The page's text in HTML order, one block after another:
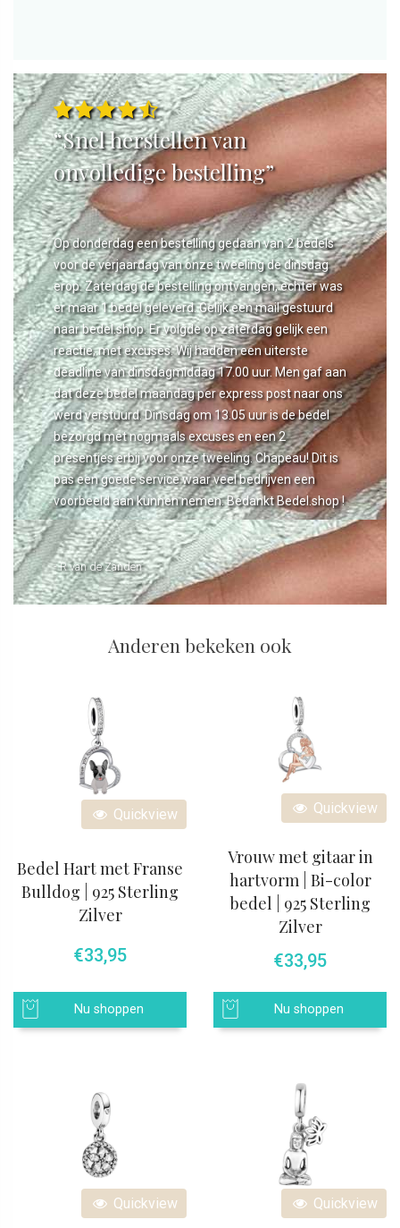
“Snel herstellen van
onvolledige bestelling”
Op donderdag een bestelling gedaan van 2 bedels
voor de verjaardag van onze tweeling de dinsdag
erop. Zaterdag de bestelling ontvangen, echter was
er maar 1 bedel geleverd. Gelijk een mail gestuurd
naar bedel.shop. Er volgde op zaterdag gelijk een
reactie, met excuses. Wij hadden een uiterste
deadline van dinsdagmiddag 17.00 uur. Men gaf aan
dat deze bedel maandag per express post naar ons
werd verstuurd. Dinsdag om 13.05 uur is de bedel
bezorgd met nogmaals excuses en een 2
presentjes erbij voor onze tweeling. Chapeau! Dit is
pas een goede service waar veel bedrijven een
voorbeeld aan kunnen nemen. Bedankt Bedel.shop !
- R van de Zanden
Anderen bekeken ook
Quickview
Bedel Hart met Franse
Bulldog | 925 Sterling
Zilver
€33,95
Nu shoppen
Quickview
Vrouw met gitaar in
hartvorm | Bi-color
bedel | 925 Sterling
Zilver
€33,95
Nu shoppen
Quickview Quickview